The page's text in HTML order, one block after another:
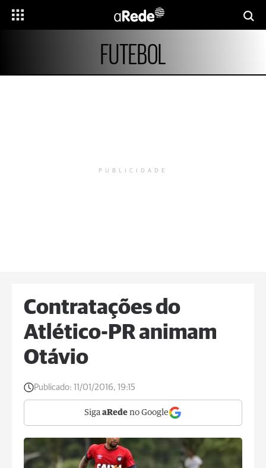
FUTEBOL
PUBLICIDADE
Contratações do
Atlético-PR animam
Otávio
Publicado: 11/01/2016, 19:15
Siga aRede no Google